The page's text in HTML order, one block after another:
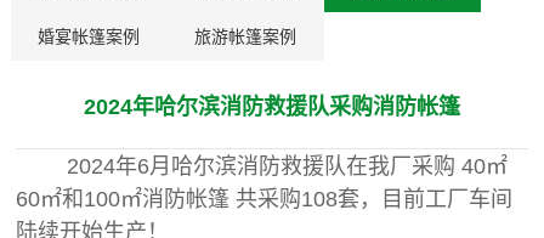
婚宴帐篷案例 旅游帐篷案例
2024年哈尔滨消防救援队采购消防帐篷
2024年6月哈尔滨消防救援队在我厂采购 40㎡
60㎡和100㎡消防帐篷 共采购108套，目前工厂车间
陆续开始生产！